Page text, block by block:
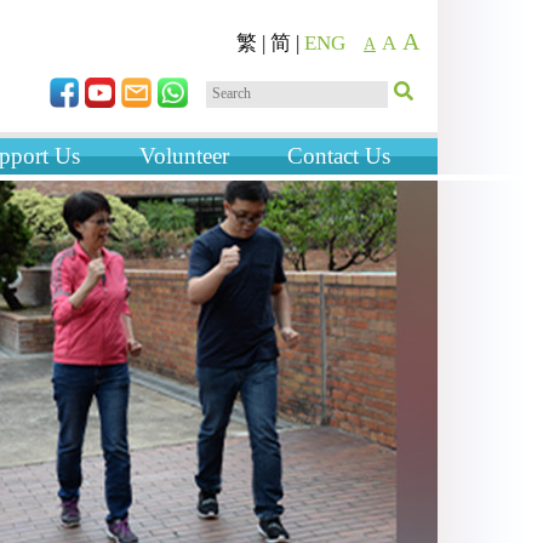
繁 | 简 | ENG A A A
Us Volunteer Contact Us